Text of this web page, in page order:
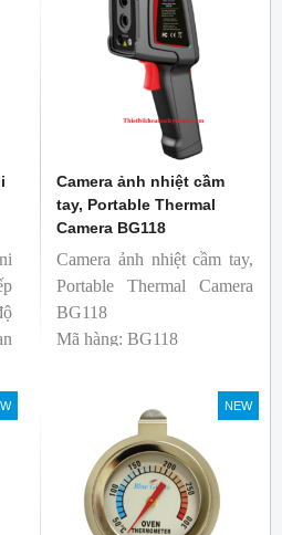
Camera ảnh nhiệt cầm
tay, Portable Thermal
Camera BG118
Camera ảnh nhiệt cầm tay,
Portable Thermal Camera
BG118
Mã hàng: BG118
NEW